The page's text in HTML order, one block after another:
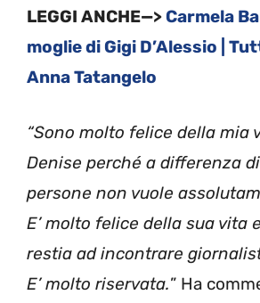
LEGGI ANCHE—>Carmela
moglie di Gigi D’Alessio |
Anna Tatangelo
“Sono molto felice della mia
Denise perché a differenza
persone non vuole
E’ molto felice della sua vita
restia ad incontrare
E’ molto riservata.” Ha